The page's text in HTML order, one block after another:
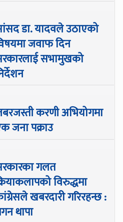
डा‍‍. यादवले उठाएको
जवाफ दिन
सभामुखको
करणी अभियोगमा
जना पक्राउ
गलत
विरुद्धमा
खबरदारी गरिरहन्छ :
थापा